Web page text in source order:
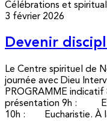
Célébrations et
3 février 2026
Devenir
Le Centre spirituel de
journée avec Dieu
PROGRAMME
présentation 9h :
10h : Eucharistie. À